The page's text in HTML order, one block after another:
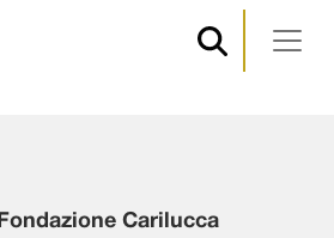
Fondazione Carilucca